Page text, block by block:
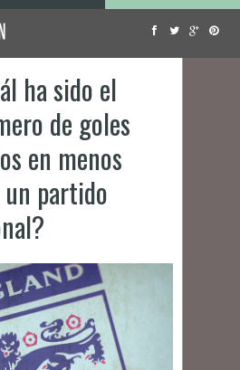
ha sido el
de goles
en menos
partido